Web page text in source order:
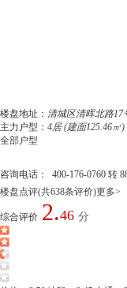
楼盘地址： 清城区清晖北路17
主力户型： 4居 (建面125.46㎡)
全部户型
咨询电话：
400-176-0760 转
楼盘点评(共638条评价)更多>
综合评价 2.46 分